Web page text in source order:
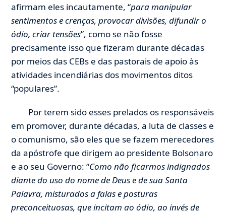
afirmam eles incautamente, “para manipular
sentimentos e crenças, provocar divisões, difundir o
ódio, criar tensões”, como se não fosse
precisamente isso que fizeram durante décadas
por meios das CEBs e das pastorais de apoio às
atividades incendiárias dos movimentos ditos
“populares”.
Por terem sido esses prelados os responsáveis
em promover, durante décadas, a luta de classes e
o comunismo, são eles que se fazem merecedores
da apóstrofe que dirigem ao presidente Bolsonaro
e ao seu Governo: “Como não ficarmos indignados
diante do uso do nome de Deus e de sua Santa
Palavra, misturados a falas e posturas
preconceituosas, que incitam ao ódio, ao invés de